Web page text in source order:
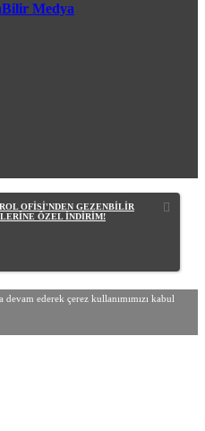
Medya
OFİSİ'NDEN GEZENBİLİR
ÖZEL İNDİRİM!
ederek çerez kullanımımızı kabul